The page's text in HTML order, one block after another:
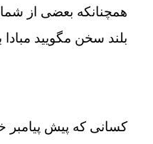
همچنانكه بعضى از
بلند سخن مگوييد مبادا
كسانى كه پيش پيامبر